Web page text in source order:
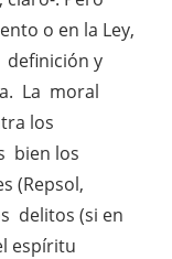
o en la Ley,
y
La moral
los
bien los
(Repsol,
delitos (si en
espíritu